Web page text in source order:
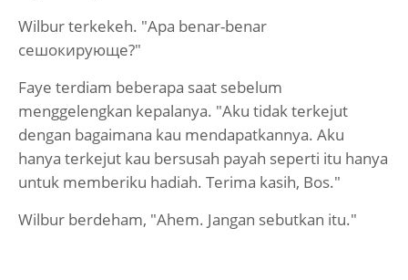
Wilbur terkekeh. "Apa benar-benar
сешокирующе?"
Faye terdiam beberapa saat sebelum
menggelengkan kepalanya. "Aku tidak terkejut
dengan bagaimana kau mendapatkannya. Aku
hanya terkejut kau bersusah payah seperti itu hanya
untuk memberiku hadiah. Terima kasih, Bos."
Wilbur berdeham, "Ahem. Jangan sebutkan itu."